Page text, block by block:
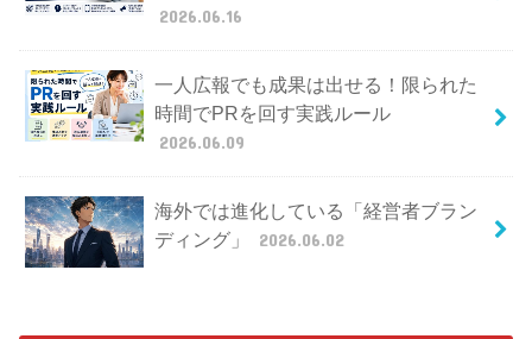
2026.06.16
一人広報でも成果は出せる！限られた
時間でPRを回す実践ルール
2026.06.09
海外では進化している「経営者ブラン
ディング」
2026.06.02